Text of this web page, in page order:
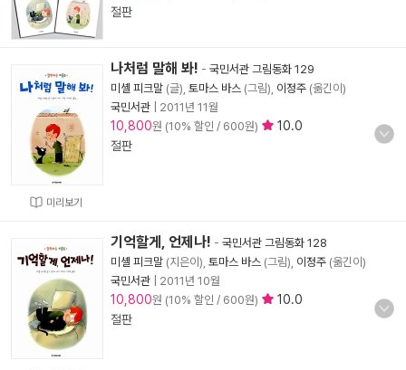
절판
미리보기
나처럼 말해 봐! - 국민서관 그림동화 129
미셸 피크말 (글), 토마스 바스 (그림), 이정주 (옮긴이)
국민서관
2011년 11월
10,800원 (10% 할인 / 600원)
10.0
절판
기억할게, 언제나! - 국민서관 그림동화 128
미셸 피크말 (지은이), 토마스 바스 (그림), 이정주 (옮긴이)
국민서관
2011년 10월
10,800원 (10% 할인 / 600원)
10.0
절판